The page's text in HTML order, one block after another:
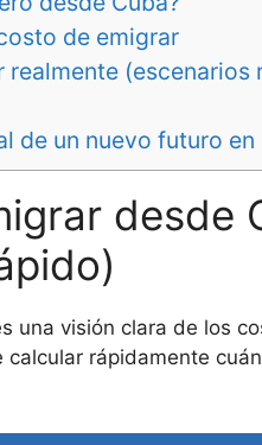
de emigrar
(escenarios
de un nuevo futuro
desde
una visión clara de los
rápidamente